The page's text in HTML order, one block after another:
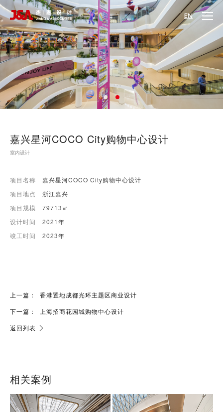
EN
嘉兴星河COCO City购物中心设计
室内设计
项目名称
嘉兴星河COCO City购物中心设计
项目地点
浙江嘉兴
项目规模
79713㎡
设计时间
2021年
竣工时间
2023年
上一篇：
香港置地成都光环主题区商业设计
下一篇：
上海招商花园城购物中心设计
返回列表
相关案例